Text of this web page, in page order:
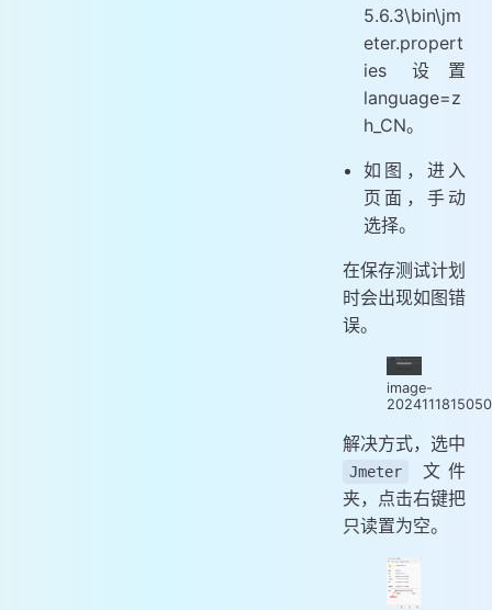
5.6.3\bin\jm
eter.propert
ies 设置
language=z
h_CN。
如图，进入
页面，手动
选择。
在保存测试计划
时会出现如图错
误。
image-
解决方式，选中
Jmeter
文件
夹，点击右键把
只读置为空。